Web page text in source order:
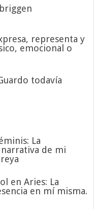
representa y
emocional o
todavía
La
de mi
en Aries: La
en mí misma.